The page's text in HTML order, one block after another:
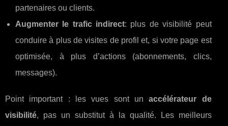
partenaires ou clients.
Augmenter le trafic indirect: plus de visibilité peut
conduire à plus de visites de profil et, si votre page est
optimisée, à plus d’actions (abonnements, clics,
messages).
Point important : les vues sont unaccélérateur de
visibilité, pas un substitut à la qualité. Les meilleurs